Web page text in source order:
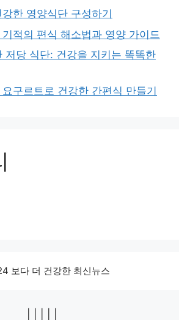
한 영양식단 구성하기
적의 편식 해소법과 영양 가이드
저당 식단: 건강을 지키는 똑똑한
구르트로 건강한 간편식 만들기
보다 더 건강한 최신뉴스